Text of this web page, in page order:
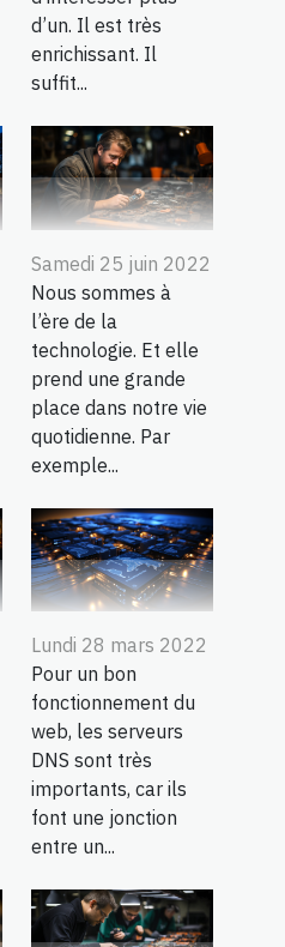
d’un. Il est très
enrichissant. Il
suffit...
Samedi 25 juin 2022
Nous sommes à
l’ère de la
technologie. Et elle
prend une grande
place dans notre vie
quotidienne. Par
exemple...
Lundi 28 mars 2022
Pour un bon
fonctionnement du
web, les serveurs
DNS sont très
importants, car ils
font une jonction
entre un...